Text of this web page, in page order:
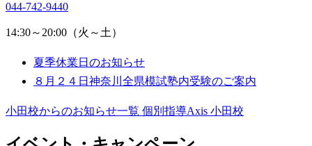
044-742-9440
14:30～20:00（火～土）
夏季休業日のお知らせ
８月２４日神奈川全県模試塾内受験のご案内
小田校からのお知らせ一覧 個別指導Axis 小田校